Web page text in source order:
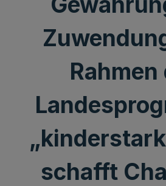
Rahmen
schafft